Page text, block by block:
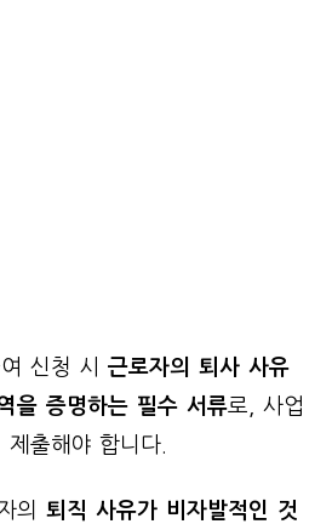
신청 시
근로자의 퇴사 사유
을 증명하는 필수 서류로, 사업
출해야 합니다.
의
퇴직 사유가 비자발적인 것